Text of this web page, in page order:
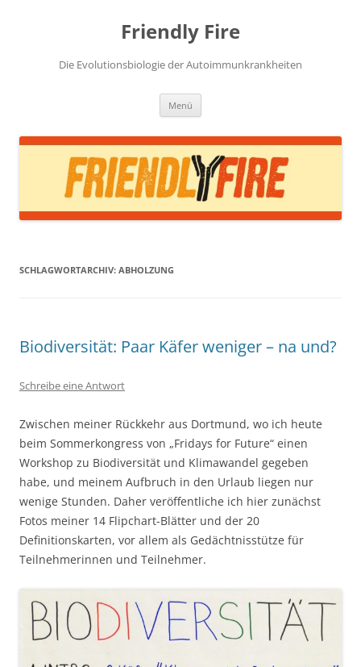
Friendly Fire
Die Evolutionsbiologie der Autoimmunkrankheiten
Menü
SCHLAGWORTARCHIV: ABHOLZUNG
Biodiversität: Paar Käfer weniger – na und?
Schreibe eine Antwort
Zwischen meiner Rückkehr aus Dortmund, wo ich heute
beim Sommerkongress von „Fridays for Future“ einen
Workshop zu Biodiversität und Klimawandel gegeben
habe, und meinem Aufbruch in den Urlaub liegen nur
wenige Stunden. Daher veröffentliche ich hier zunächst
Fotos meiner 14 Flipchart-Blätter und der 20
Definitionskarten, vor allem als Gedächtnisstütze für
Teilnehmerinnen und Teilnehmer.